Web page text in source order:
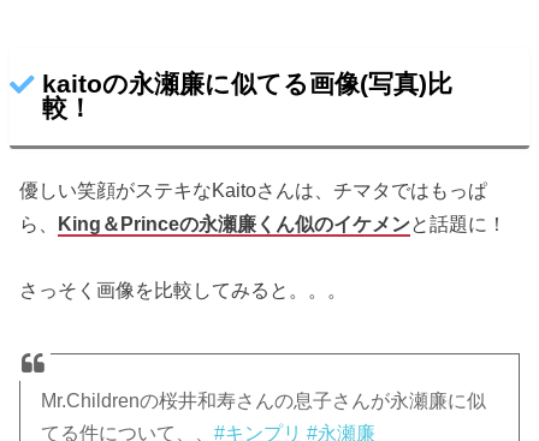
kaitoの永瀬廉に似てる画像(写真)比
較！
優しい笑顔がステキなKaitoさんは、チマタではもっぱ
ら、
King＆Princeの永瀬廉くん似のイケメンと話題に！
さっそく画像を比較してみると。。。
Mr.Childrenの桜井和寿さんの息子さんが永瀬廉に似
てる件について、、#キンプリ #永瀬廉